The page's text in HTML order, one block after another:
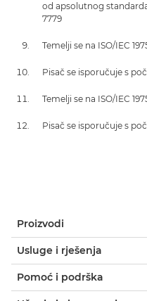
od apsolutnog
7779
Temelji se na ISO/IEC
Pisač se isporučuje s
Temelji se na ISO/IEC
Pisač se isporučuje s
Proizvodi
Usluge i rješenja
Pomoć i podrška